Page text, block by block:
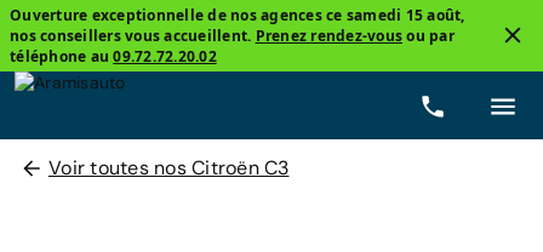
Ouverture exceptionnelle de nos agences ce samedi 15 août,
nos conseillers vous accueillent. Prenez rendez-vousou par
téléphone au09.72.72.20.02
Voir toutes nos Citroën C3